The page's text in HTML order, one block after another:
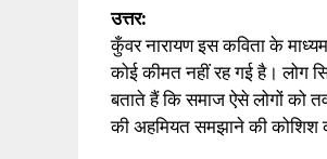
उत्तर:
कुँवर नारायण इस कविता के
कोई कीमत नहीं रह गई है। लोग
बताते हैं कि समाज ऐसे लोगों को
की अहमियत समझाने की कोशिश